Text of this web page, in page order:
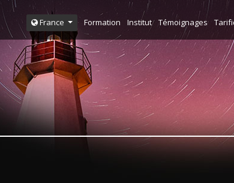
France Formation Institut Témoignages